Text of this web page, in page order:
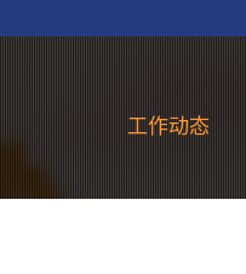
工作动态